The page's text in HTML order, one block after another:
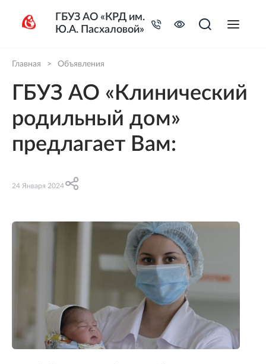
Главная > Объявления
ГБУЗ АО «Клинический
родильный дом»
предлагает Вам:
24 Января 2024
ГБУЗ АО «КРД им.
Ю.А. Пасхаловой»